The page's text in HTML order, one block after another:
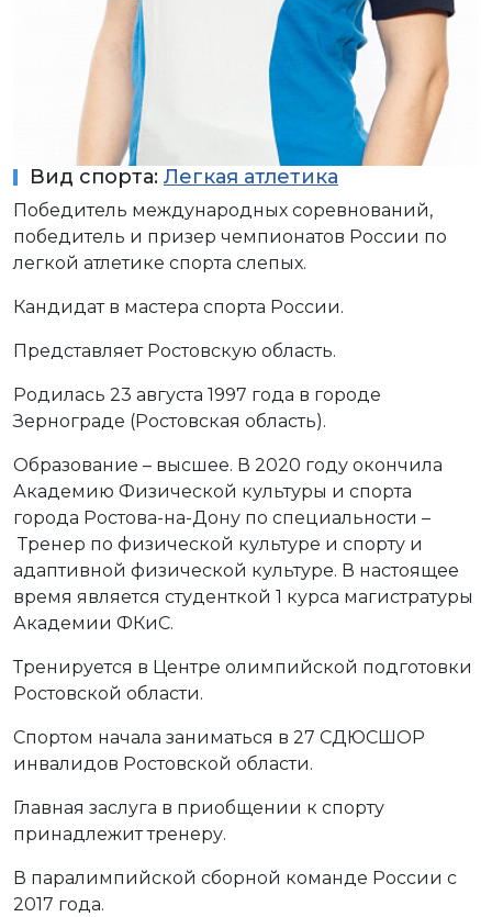
Вид спорта: Легкая атлетика
Победитель международных соревнований,
победитель и призер чемпионатов России по
легкой атлетике спорта слепых.
Кандидат в мастера спорта России.
Представляет Ростовскую область.
Родилась 23 августа 1997 года в городе
Зернограде (Ростовская область).
Образование – высшее. В 2020 году окончила
Академию Физической культуры и спорта
города Ростова-на-Дону по специальности –
Тренер по физической культуре и спорту и
адаптивной физической культуре. В настоящее
время является студенткой 1 курса магистратуры
Академии ФКиС.
Тренируется в Центре олимпийской подготовки
Ростовской области.
Спортом начала заниматься в 27 СДЮСШОР
инвалидов Ростовской области.
Главная заслуга в приобщении к спорту
принадлежит тренеру.
В паралимпийской сборной команде России с
2017 года.